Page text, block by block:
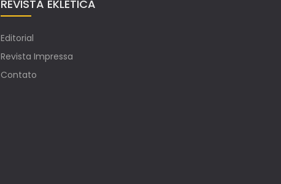
REVISTA EKLETICA
Editorial
Revista Impressa
Contato